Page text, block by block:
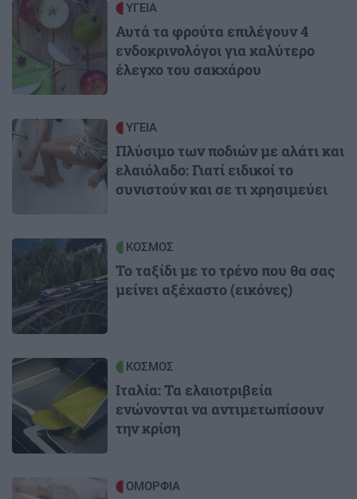
Image ΥΓΕΙΑ
Αυτά τα φρούτα επιλέγουν 4
ενδοκρινολόγοι για καλύτερο
έλεγχο του σακχάρου
Image ΥΓΕΙΑ
Πλύσιμο των ποδιών με αλάτι και
ελαιόλαδο: Γιατί ειδικοί το
συνιστούν και σε τι χρησιμεύει
Image ΚΟΣΜΟΣ
Το ταξίδι με το τρένο που θα σας
μείνει αξέχαστο (εικόνες)
Image ΚΟΣΜΟΣ
Ιταλία: Τα ελαιοτριβεία
ενώνονται να αντιμετωπίσουν
την κρίση
ΟΜΟΡΦΙΑ